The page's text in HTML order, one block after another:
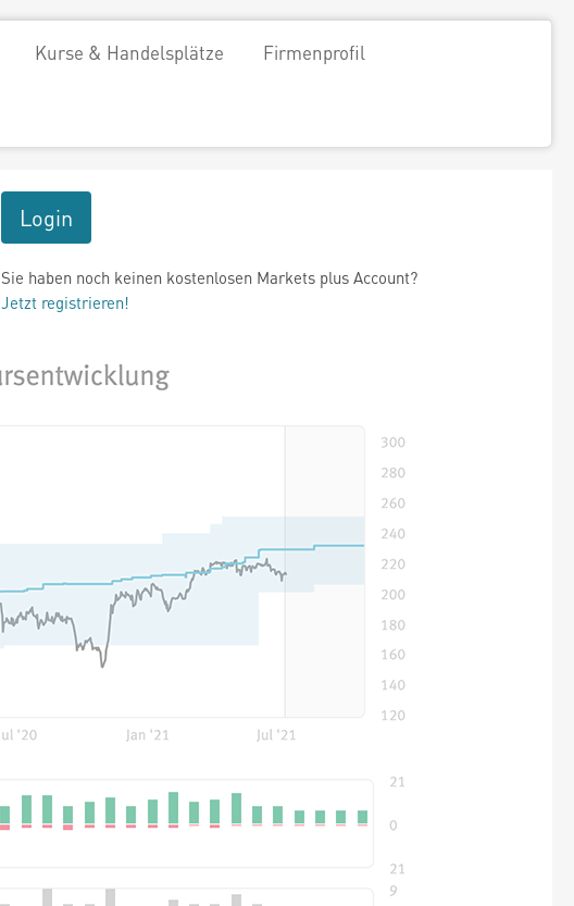
Kurse & Handelsplätze Firmenprofil
Login
Sie haben noch keinen kostenlosen Markets plus Account?
Jetzt registrieren!